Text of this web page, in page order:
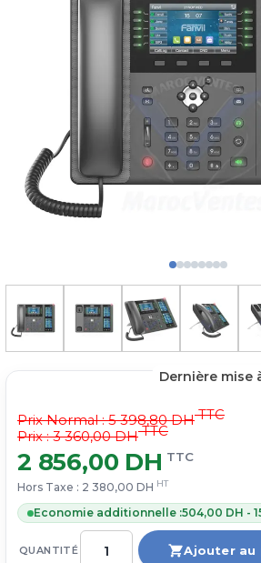
QUANTITÉ Ajouter au
Prix Normal :5 398,80 DHTTC
Prix : 3 360,00 DHTTC
2 856,00 DH TTC
Hors Taxe : 2 380,00 DH HT
Economie additionnelle :504,00 DH -
Dernière mise